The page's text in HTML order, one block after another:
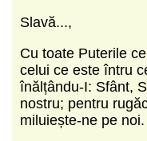
Slavă...,
Cu toate Puterile
celui ce este întru
înălțându-I: Sfânt,
nostru; pentru
miluiește-ne pe noi.